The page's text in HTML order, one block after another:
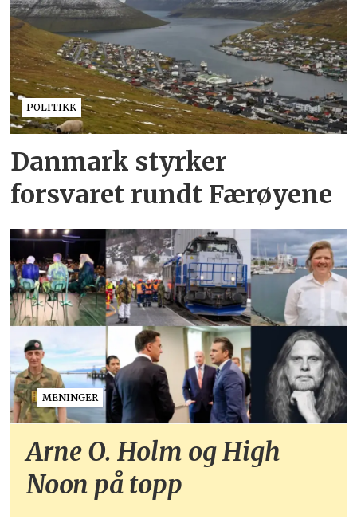
POLITIKK
Danmark styrker
forsvaret rundt Færøyene
MENINGER
Arne O. Holm og High
Noon på topp